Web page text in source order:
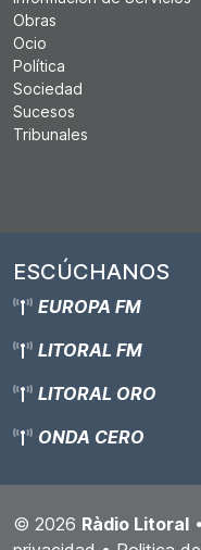
Obras
Ocio
Política
Sociedad
Sucesos
Tribunales
ESCÚCHANOS
EUROPA FM
LITORAL FM
LITORAL ORO
ONDA CERO
© 2026 Ràdio Litoral •